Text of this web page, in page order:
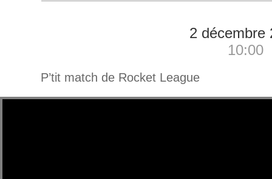
2 décembre
10:00
P’tit match de Rocket League